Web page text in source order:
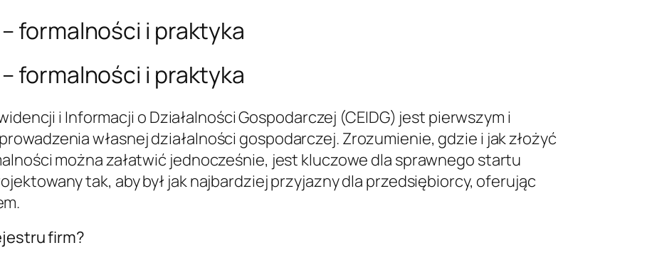
formalności i praktyka
formalności i praktyka
i Informacji o Działalności Gospodarczej (CEIDG) jest pierwszym i
własnej działalności gospodarczej. Zrozumienie, gdzie i jak złożyć
można załatwić jednocześnie, jest kluczowe dla sprawnego startu
tak, aby był jak najbardziej przyjazny dla przedsiębiorcy, oferując
firm?